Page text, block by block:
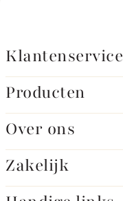
Klantenservice
Producten
Over ons
Zakelijk